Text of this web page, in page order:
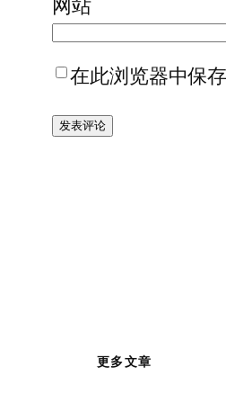
在此浏览器中保
更多文章